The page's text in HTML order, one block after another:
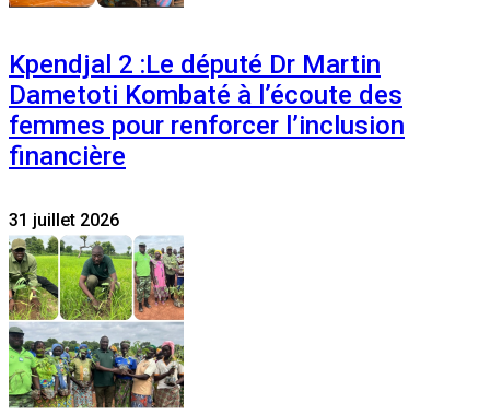
Kpendjal 2 :Le député Dr Martin
Dametoti Kombaté à l’écoute des
femmes pour renforcer l’inclusion
financière
31 juillet 2026